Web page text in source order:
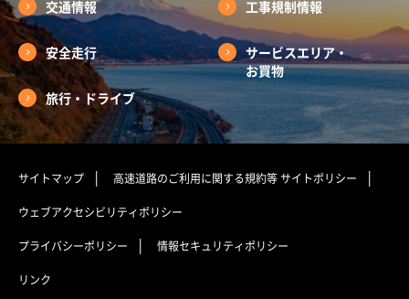
交通情報 工事規制情報
安全走行
サービスエリア・
お買物
旅行・ドライブ
サイトマップ 高速道路のご利用に関する規約等サイトポリシー
ウェブアクセシビリティポリシー
プライバシーポリシー 情報セキュリティポリシー
リンク